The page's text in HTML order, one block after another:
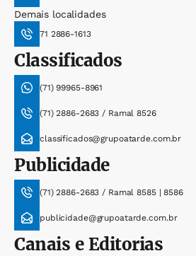
Demais localidades
71 2886-1613
Classificados
(71) 99965-8961
(71) 2886-2683 / Ramal 8526
classificados@grupoatarde.com.br
Publicidade
(71) 2886-2683 / Ramal 8585 | 8586
publicidade@grupoatarde.com.br
Canais e Editorias